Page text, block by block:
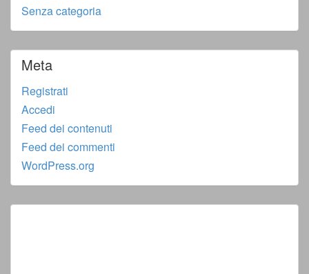
Senza categoria
Meta
Registrati
Accedi
Feed dei contenuti
Feed dei commenti
WordPress.org